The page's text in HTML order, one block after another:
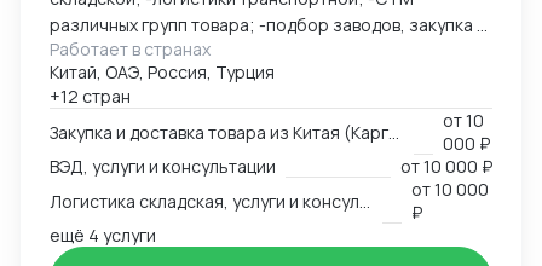
различных групп товара; -подбор заводов, закупка и
доставка товара из Китая (КАРГО и Белый ввоз)
Страны с которыми работаю по сей день: Европа,
США, ОАЭ, Турция, Китай, СНГ
Работает в странах
Китай, ОАЭ, Россия, Турция
+12 стран
от10
000 ₽
ВЭД, услуги и консультации
от10 000 ₽
от10 000
₽
ещё 4 услуги